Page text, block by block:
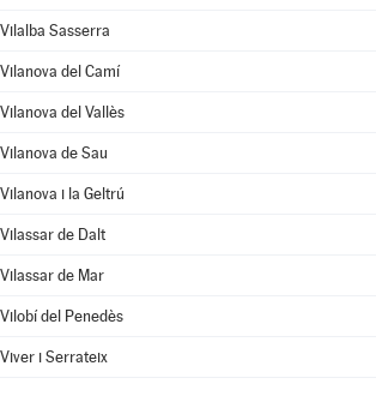
Vilalba Sasserra
Vilanova del Camí
Vilanova del Vallès
Vilanova de Sau
Vilanova i la Geltrú
Vilassar de Dalt
Vilassar de Mar
Vilobí del Penedès
Viver i Serrateix